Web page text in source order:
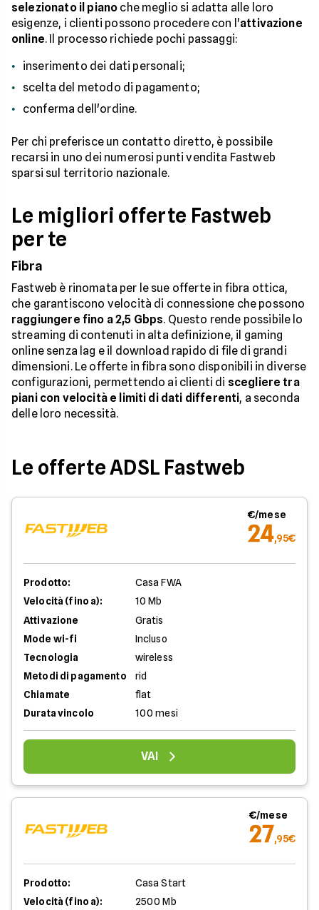
selezionato il piano che meglio si adatta alle loro
esigenze, i clienti possono procedere con l'attivazione
online. Il processo richiede pochi passaggi:
inserimento dei dati personali;
scelta del metodo di pagamento;
conferma dell'ordine.
Per chi preferisce un contatto diretto, è possibile
recarsi in uno dei numerosi punti vendita Fastweb
sparsi sul territorio nazionale.
Le migliori offerte Fastweb
per te
Fibra
Fastweb è rinomata per le sue offerte in fibra ottica,
che garantiscono velocità di connessione che possono
raggiungere fino a 2,5 Gbps. Questo rende possibile lo
streaming di contenuti in alta definizione, il gaming
online senza lag e il download rapido di file di grandi
dimensioni. Le offerte in fibra sono disponibili in diverse
configurazioni, permettendo ai clienti di scegliere tra
piani con velocità e limiti di dati differenti, a seconda
delle loro necessità.
Le offerte ADSL Fastweb
€/mese
24,95€
Prodotto:
Casa FWA
Velocità (fino a):
10 Mb
Attivazione
Gratis
Mode wi-fi
Incluso
Tecnologia
wireless
Metodi di pagamento
rid
Chiamate
flat
Durata vincolo
100 mesi
VAI
€/mese
27,95€
Prodotto:
Casa Start
Velocità (fino a):
2500 Mb